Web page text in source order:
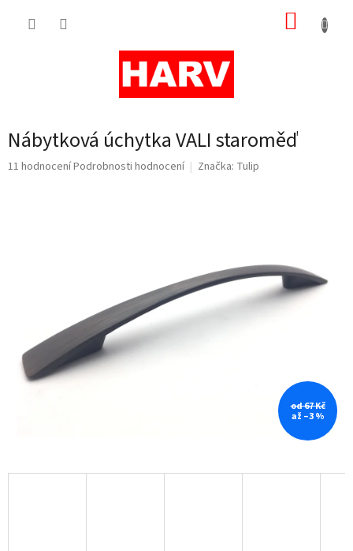
Nábytková úchytka VALI staroměď
Průměrné
11 hodnoceníPodrobnosti hodnocení Značka: Tulip
od 67 Kč
až –3 %